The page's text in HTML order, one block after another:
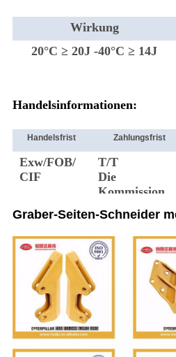
Wirkung
20°C ≥ 20J -40°C ≥ 14J
Handelsinformationen:
Handelsfrist Zahlungsfrist
Exw/FOB/
CIF
T/T
Die
Kommission
Graber-Seiten-Schneider